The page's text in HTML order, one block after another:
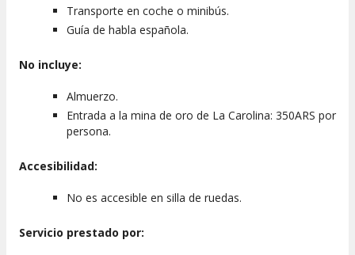
Transporte en coche o minibús.
Guía de habla española.
No incluye:
Almuerzo.
Entrada a la mina de oro de La Carolina: 350ARS por
persona.
Accesibilidad:
No es accesible en silla de ruedas.
Servicio prestado por: